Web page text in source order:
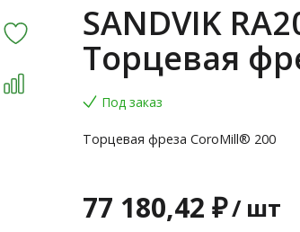
SANDVIK
Торцевая
Под заказ
Торцевая фреза CoroMill® 200
77 180,42 ₽/ шт